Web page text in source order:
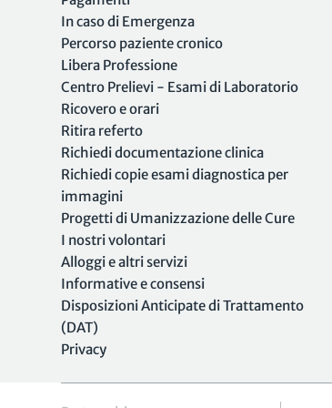
In caso di Emergenza
Percorso paziente cronico
Libera Professione
Centro Prelievi - Esami di Laboratorio
Ricovero e orari
Ritira referto
Richiedi documentazione clinica
Richiedi copie esami diagnostica per
immagini
Progetti di Umanizzazione delle Cure
I nostri volontari
Alloggi e altri servizi
Informative e consensi
Disposizioni Anticipate di Trattamento
(DAT)
Privacy